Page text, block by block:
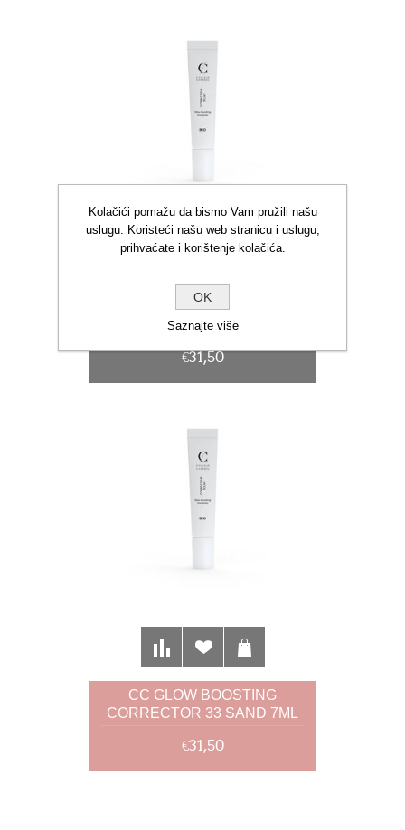
CC GLOW BOOSTING
CORRECTOR 32 APRICOT
€31,50
CC GLOW BOOSTING
CORRECTOR 33 SAND 7ML
€31,50
Kolačići pomažu da bismo Vam pružili našu
uslugu. Koristeći našu web stranicu i uslugu,
prihvaćate i korištenje kolačića.
OK
Saznajte više